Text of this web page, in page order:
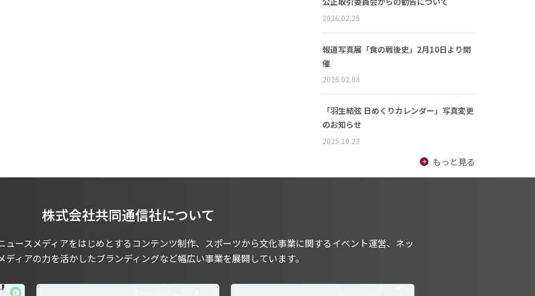
2026.02.25
報道写真展「食の戦後史」2月10日より開
催
2026.02.03
「羽生結弦 日めくりカレンダー」写真変更
のお知らせ
2025.10.23
もっと見る
株式会社共同通信社について
ースメディアをはじめとするコンテンツ制作、スポーツから文化事業に関するイベント運営、ネッ
ディアの力を活かしたブランディングなど幅広い事業を展開しています。